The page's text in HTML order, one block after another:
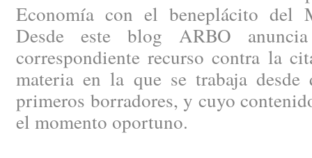
Economía con el beneplácito del
Desde este blog ARBO
correspondiente recurso contra la
materia en la que se trabaja
primeros borradores, y cuyo
el momento oportuno.